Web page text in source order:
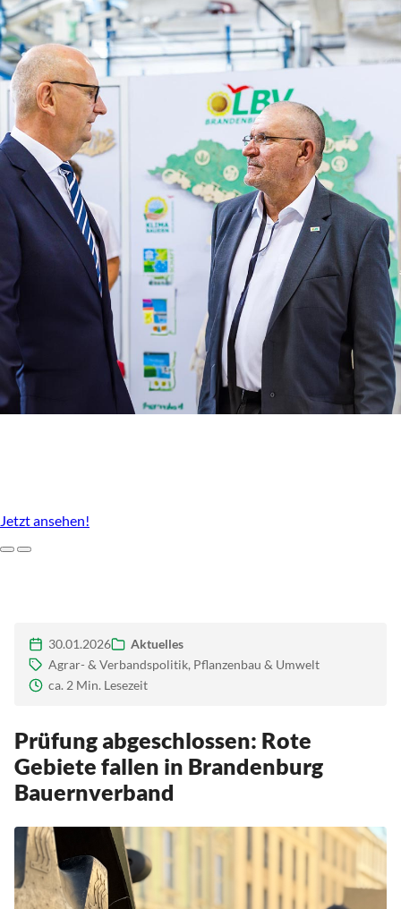
Jetzt ansehen!
ZurückWeiter
30.01.2026
Aktuelles
Agrar- & Verbandspolitik, Pflanzenbau & Umwelt
ca. 2 Min. Lesezeit
Prüfung abgeschlossen: Rote
Gebiete fallen in Brandenburg
Bauernverband